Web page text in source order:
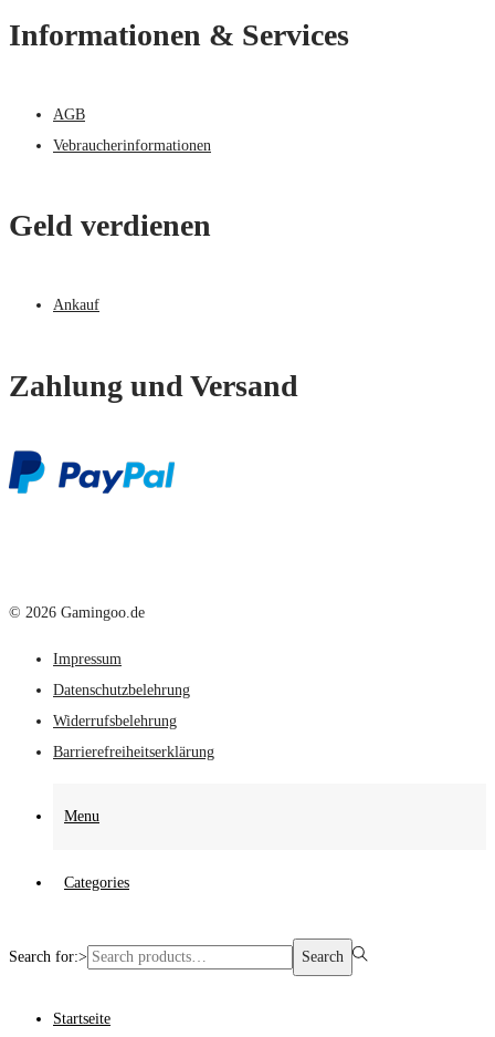
Informationen & Services
AGB
Vebraucherinformationen
Geld verdienen
Ankauf
Zahlung und Versand
© 2026 Gamingoo.de
Impressum
Datenschutzbelehrung
Widerrufsbelehrung
Barrierefreiheitserklärung
Menu
Categories
Search for:> Search
Startseite